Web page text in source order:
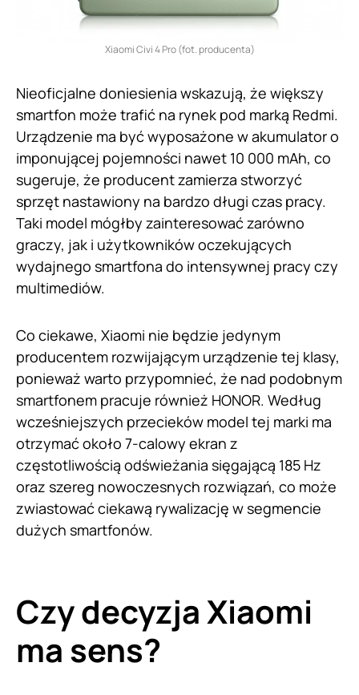
Xiaomi Civi 4 Pro (fot. producenta)
Nieoficjalne doniesienia wskazują, że większy
smartfon może trafić na rynek pod marką Redmi.
Urządzenie ma być wyposażone w akumulator o
imponującej pojemności nawet 10 000 mAh, co
sugeruje, że producent zamierza stworzyć
sprzęt nastawiony na bardzo długi czas pracy.
Taki model mógłby zainteresować zarówno
graczy, jak i użytkowników oczekujących
wydajnego smartfona do intensywnej pracy czy
multimediów.
Co ciekawe, Xiaomi nie będzie jedynym
producentem rozwijającym urządzenie tej klasy,
ponieważ warto przypomnieć, że nad podobnym
smartfonem pracuje również HONOR. Według
wcześniejszych przecieków model tej marki ma
otrzymać około 7-calowy ekran z
częstotliwością odświeżania sięgającą 185 Hz
oraz szereg nowoczesnych rozwiązań, co może
zwiastować ciekawą rywalizację w segmencie
dużych smartfonów.
Czy decyzja Xiaomi
ma sens?